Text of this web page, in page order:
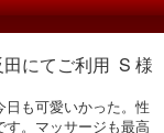
田にてご利用 S 様
も可愛いかった。性
。マッサージも最高